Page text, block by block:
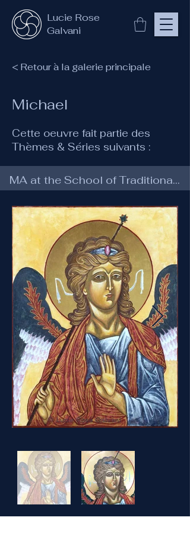
Lucie Rose
Galvani
< Retour à la galerie principale
Michael
Cette oeuvre fait partie des
Thèmes & Séries suivants :
MA at the School of Traditional Arts